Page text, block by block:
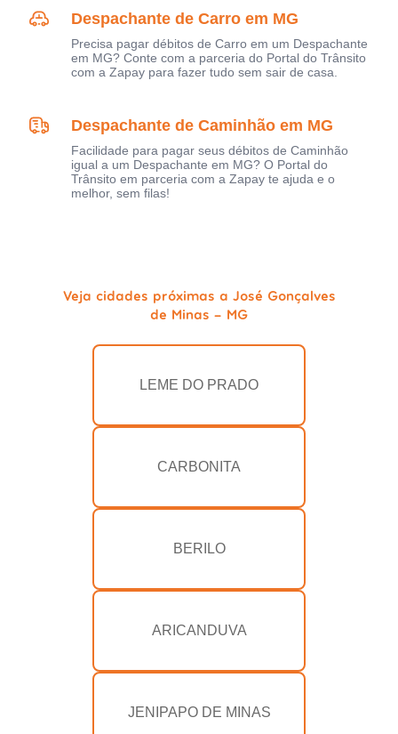
Despachante de Carro em MG
Precisa pagar débitos de Carro em um Despachante
em MG? Conte com a parceria do Portal do Trânsito
com a Zapay para fazer tudo sem sair de casa.
Despachante de Caminhão em MG
Facilidade para pagar seus débitos de Caminhão
igual a um Despachante em MG? O Portal do
Trânsito em parceria com a Zapay te ajuda e o
melhor, sem filas!
Veja cidades próximas a José Gonçalves
de Minas - MG
LEME DO PRADO
CARBONITA
BERILO
ARICANDUVA
JENIPAPO DE MINAS